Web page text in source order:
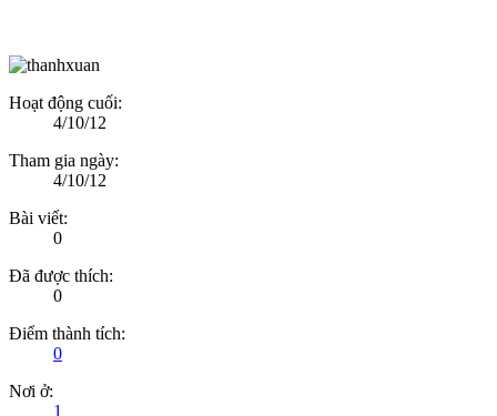
Hoạt động cuối:
4/10/12
Tham gia ngày:
4/10/12
Bài viết:
0
Đã được thích:
0
Điểm thành tích:
0
Nơi ở:
1